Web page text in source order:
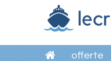
offerte